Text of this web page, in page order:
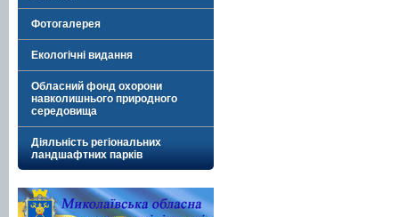
Фотогалерея
Екологічні видання
Обласний фонд охорони
навколишнього природного
середовища
Діяльність регіональних
ландшафтних парків